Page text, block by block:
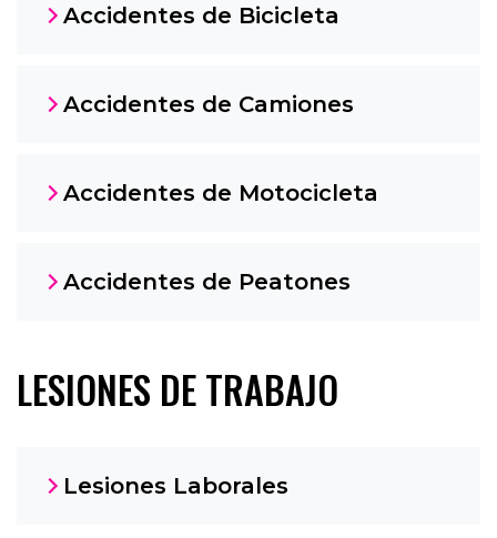
Accidentes de Bicicleta
Accidentes de Camiones
Accidentes de Motocicleta
Accidentes de Peatones
LESIONES DE TRABAJO
Lesiones Laborales